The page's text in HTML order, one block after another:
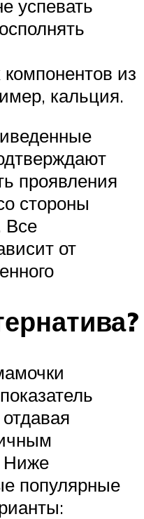
успевать
из
кальция.
проявления
стороны
Все
от
Ниже
популярные